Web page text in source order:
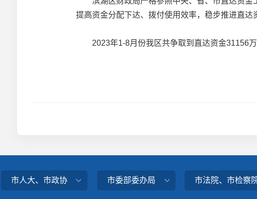
提高资金分配下达、拨付使用效率，稳步推进直达
2023年1-8月份我区共争取到直达资金31156万
市人大、市政协 市委部委办局 市法院、市检察